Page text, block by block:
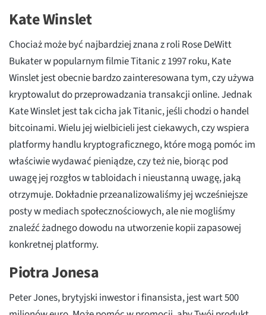
Kate Winslet
Chociaż może być najbardziej znana z roli Rose DeWitt
Bukater w popularnym filmie Titanic z 1997 roku, Kate
Winslet jest obecnie bardzo zainteresowana tym, czy używa
kryptowalut do przeprowadzania transakcji online. Jednak
Kate Winslet jest tak cicha jak Titanic, jeśli chodzi o handel
bitcoinami. Wielu jej wielbicieli jest ciekawych, czy wspiera
platformy handlu kryptograficznego, które mogą pomóc im
właściwie wydawać pieniądze, czy też nie, biorąc pod
uwagę jej rozgłos w tabloidach i nieustanną uwagę, jaką
otrzymuje. Dokładnie przeanalizowaliśmy jej wcześniejsze
posty w mediach społecznościowych, ale nie mogliśmy
znaleźć żadnego dowodu na utworzenie kopii zapasowej
konkretnej platformy.
Piotra Jonesa
Peter Jones, brytyjski inwestor i finansista, jest wart 500